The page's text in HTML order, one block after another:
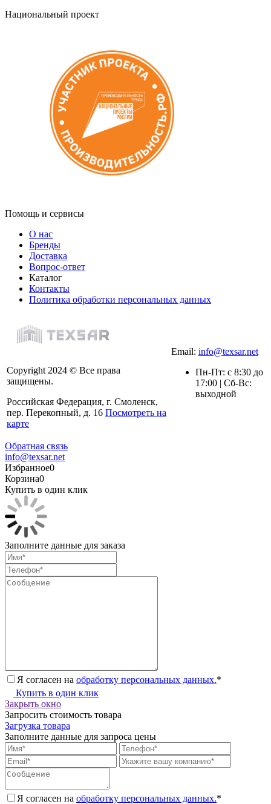
Национальный проект
Помощь и сервисы
О нас
Бренды
Доставка
Вопрос-ответ
Каталог
Контакты
Политика обработки персональных данных
Copyright 2024 © Все права
защищены.
Российская Федерация, г. Смоленск,
пер. Перекопный, д. 16 Посмотреть на
карте
Email: info@texsar.net
Пн-Пт: с 8:30 до
17:00 | Сб-Вс:
выходной
Обратная связь
info@texsar.net
Избранное0
Корзина0
Купить в один клик
Заполните данные для заказа
Я согласен на обработку персональных данных.*
Купить в один клик
Закрыть окно
Запросить стоимость товара
Загрузка товара
Заполните данные для запроса цены
Я согласен на обработку персональных данных.*